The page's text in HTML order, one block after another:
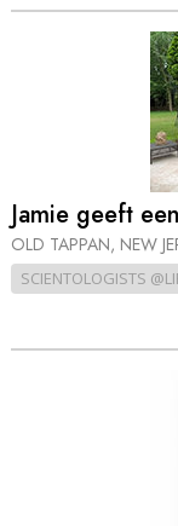
Jamie geeft
OLD TAPPAN, NEW
SCIENTOLOGISTS